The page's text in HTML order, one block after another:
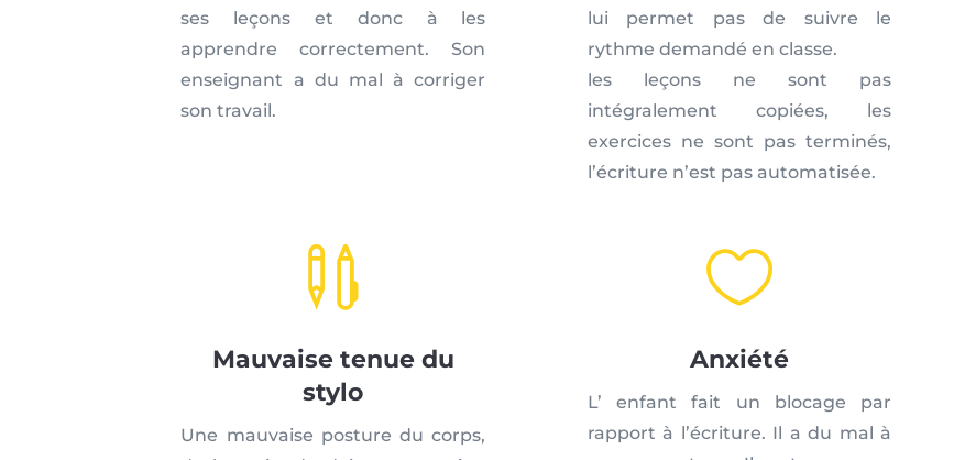
ses leçons et donc à les
apprendre correctement. Son
enseignant a du mal à corriger
son travail.
lui permet pas de suivre le
rythme demandé en classe.
les leçons ne sont pas
intégralement copiées, les
exercices ne sont pas terminés,
l’écriture n’est pas automatisée.

Mauvaise tenue du
stylo
Une mauvaise posture du corps,

Anxiété
L’ enfant fait un blocage par
rapport à l’écriture. Il a du mal à